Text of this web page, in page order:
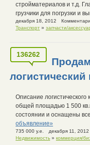
стройматериалов и т.д.
грузчики для погрузки и
декабря 18, 2012
Транспорт » запчасти/
136262
логистический
Описание
общей площадью 1 500
состоянии и оснащены
объявление»
735 000 у.е. декабря 11, 2012
Недвижимость » коммерция/